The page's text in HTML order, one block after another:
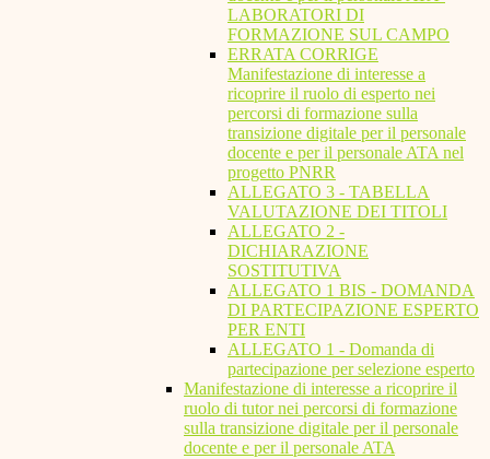
LABORATORI DI
FORMAZIONE SUL CAMPO
ERRATA CORRIGE
Manifestazione di interesse a
ricoprire il ruolo di esperto nei
percorsi di formazione sulla
transizione digitale per il personale
docente e per il personale ATA nel
progetto PNRR
ALLEGATO 3 - TABELLA
VALUTAZIONE DEI TITOLI
ALLEGATO 2 -
DICHIARAZIONE
SOSTITUTIVA
ALLEGATO 1 BIS - DOMANDA
DI PARTECIPAZIONE ESPERTO
PER ENTI
ALLEGATO 1 - Domanda di
partecipazione per selezione esperto
Manifestazione di interesse a ricoprire il
ruolo di tutor nei percorsi di formazione
sulla transizione digitale per il personale
docente e per il personale ATA